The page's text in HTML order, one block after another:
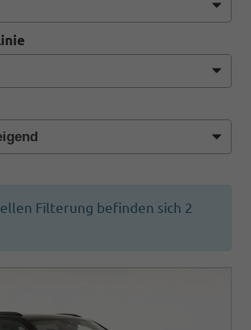
Filterung befinden sich 2